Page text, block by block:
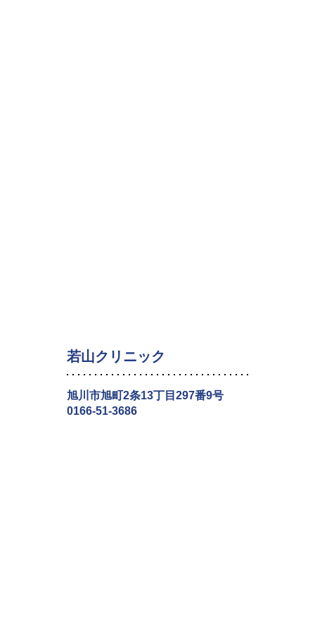
若山クリニック
旭川市旭町2条13丁目297番9号
0166-51-3686